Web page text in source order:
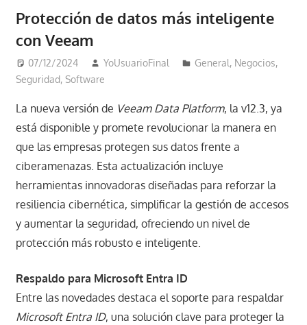
Protección de datos más inteligente
con Veeam
07/12/2024 YoUsuarioFinal General, Negocios,
Seguridad, Software
La nueva versión de Veeam Data Platform, la v12.3, ya
está disponible y promete revolucionar la manera en
que las empresas protegen sus datos frente a
ciberamenazas. Esta actualización incluye
herramientas innovadoras diseñadas para reforzar la
resiliencia cibernética, simplificar la gestión de accesos
y aumentar la seguridad, ofreciendo un nivel de
protección más robusto e inteligente.
Respaldo para Microsoft Entra ID
Entre las novedades destaca el soporte para respaldar
Microsoft Entra ID, una solución clave para proteger la